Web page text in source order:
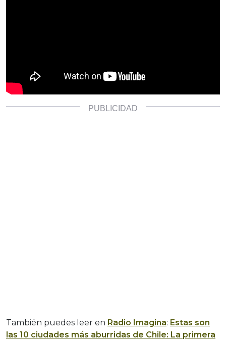
También puedes leer en Radio Imagina: Estas son
las 10 ciudades más aburridas de Chile: La primera